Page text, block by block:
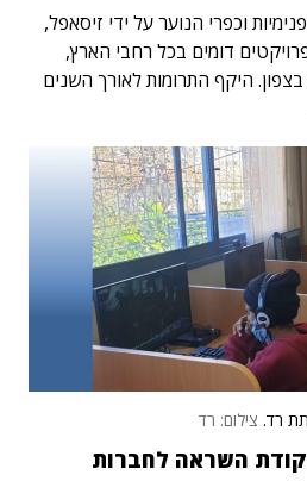
וכפרי הנוער על ידי זיסאפל,
כה בוצעו מעל 200 פרויקטים דומים בכל רחבי הארץ,
היקף התרומות לאורך השנים
רד. צילום: רד
השראה לחברות